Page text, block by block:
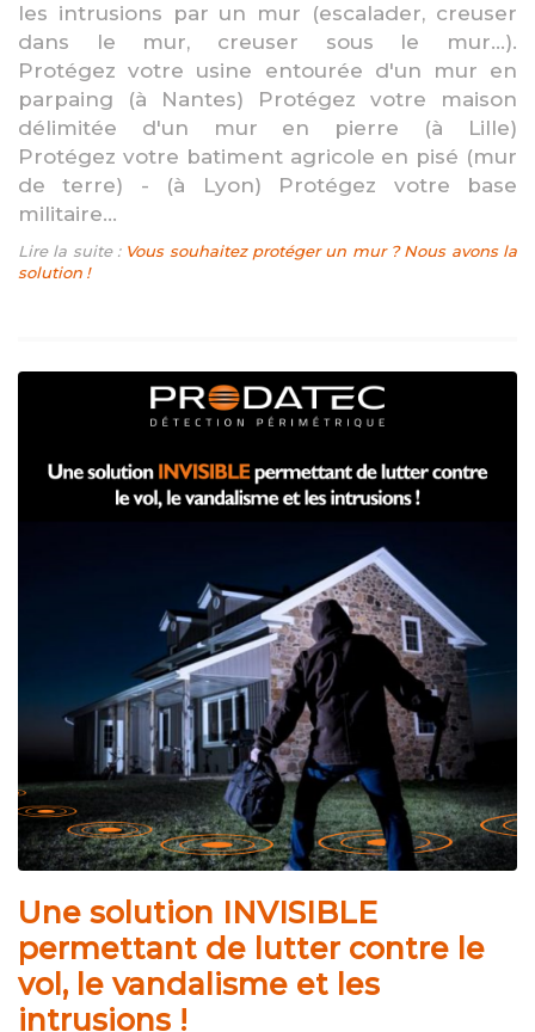
les intrusions par un mur (escalader, creuser
dans le mur, creuser sous le mur...).
Protégez votre usine entourée d'un mur en
parpaing (à Nantes) Protégez votre maison
délimitée d'un mur en pierre (à Lille)
Protégez votre batiment agricole en pisé (mur
de terre) - (à Lyon) Protégez votre base
militaire...
Lire la suite : Vous souhaitez protéger un mur ? Nous avons la
solution !
Une solution INVISIBLE
permettant de lutter contre le
vol, le vandalisme et les
intrusions !